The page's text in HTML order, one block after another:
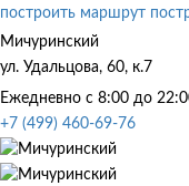
построить маршрут
Мичуринский
ул. Удальцова, 60, к.7
Ежедневно с 8:00 до
+7 (499) 460-69-76